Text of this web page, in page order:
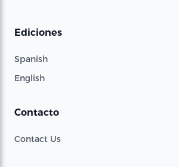
Ediciones
Spanish
English
Contacto
Contact Us